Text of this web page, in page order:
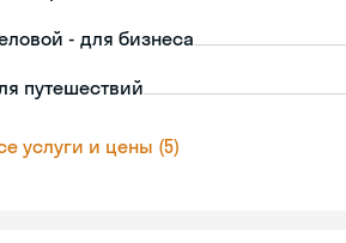
- для бизнеса
путешествий
услуги и цены (5)